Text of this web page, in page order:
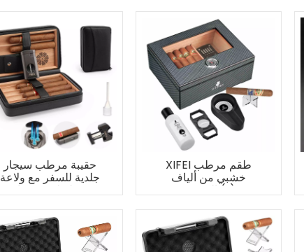
حقيبة مرطب سيجار
جلدية للسفر مع ولاعة
شعلة لـ 6 سيجار
XIFEI طقم مرطب
خشبي من ألياف
الكربون (L)